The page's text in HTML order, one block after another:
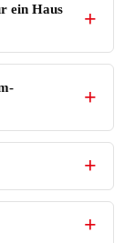
ein Haus